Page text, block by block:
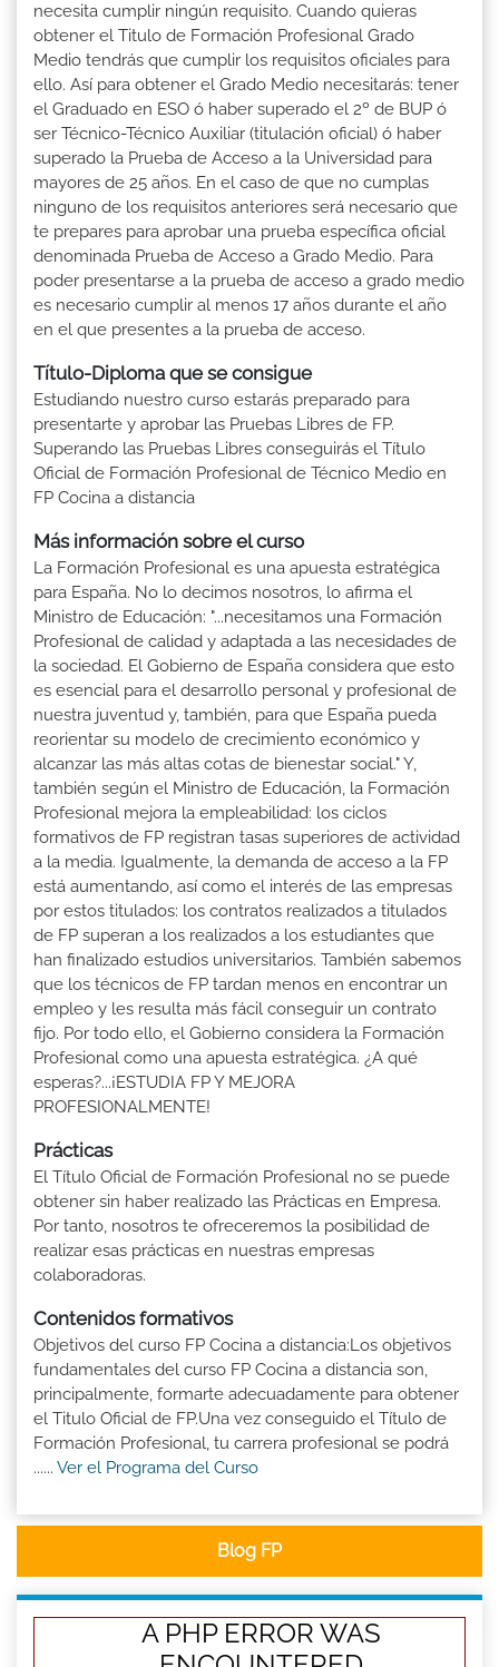
necesita cumplir ningún requisito. Cuando quieras
obtener el Titulo de Formación Profesional Grado
Medio tendrás que cumplir los requisitos oficiales para
ello. Así para obtener el Grado Medio necesitarás: tener
el Graduado en ESO ó haber superado el 2º de BUP ó
ser Técnico-Técnico Auxiliar (titulación oficial) ó haber
superado la Prueba de Acceso a la Universidad para
mayores de 25 años. En el caso de que no cumplas
ninguno de los requisitos anteriores será necesario que
te prepares para aprobar una prueba específica oficial
denominada Prueba de Acceso a Grado Medio. Para
poder presentarse a la prueba de acceso a grado medio
es necesario cumplir al menos 17 años durante el año
en el que presentes a la prueba de acceso.
Título-Diploma que se consigue
Estudiando nuestro curso estarás preparado para
presentarte y aprobar las Pruebas Libres de FP.
Superando las Pruebas Libres conseguirás el Título
Oficial de Formación Profesional de Técnico Medio en
FP Cocina a distancia
Más información sobre el curso
La Formación Profesional es una apuesta estratégica
para España. No lo decimos nosotros, lo afirma el
Ministro de Educación: "...necesitamos una Formación
Profesional de calidad y adaptada a las necesidades de
la sociedad. El Gobierno de España considera que esto
es esencial para el desarrollo personal y profesional de
nuestra juventud y, también, para que España pueda
reorientar su modelo de crecimiento económico y
alcanzar las más altas cotas de bienestar social." Y,
también según el Ministro de Educación, la Formación
Profesional mejora la empleabilidad: los ciclos
formativos de FP registran tasas superiores de actividad
a la media. Igualmente, la demanda de acceso a la FP
está aumentando, así como el interés de las empresas
por estos titulados: los contratos realizados a titulados
de FP superan a los realizados a los estudiantes que
han finalizado estudios universitarios. También sabemos
que los técnicos de FP tardan menos en encontrar un
empleo y les resulta más fácil conseguir un contrato
fijo. Por todo ello, el Gobierno considera la Formación
Profesional como una apuesta estratégica. ¿A qué
esperas?...¡ESTUDIA FP Y MEJORA
PROFESIONALMENTE!
Prácticas
El Título Oficial de Formación Profesional no se puede
obtener sin haber realizado las Prácticas en Empresa.
Por tanto, nosotros te ofreceremos la posibilidad de
realizar esas prácticas en nuestras empresas
colaboradoras.
Contenidos formativos
Objetivos del curso FP Cocina a distancia:Los objetivos
fundamentales del curso FP Cocina a distancia son,
principalmente, formarte adecuadamente para obtener
el Titulo Oficial de FP.Una vez conseguido el Título de
Formación Profesional, tu carrera profesional se podrá
...... Ver el Programa del Curso
Blog FP
A PHP ERROR WAS